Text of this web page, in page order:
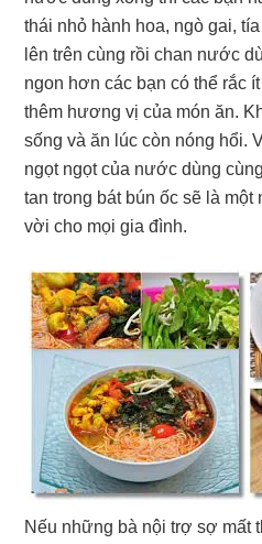
thái nhỏ hành hoa, ngò gai,
lên trên cùng rồi chan nước
ngon hơn các bạn có thể rắc
thêm hương vị của món ăn.
sống và ăn lúc còn nóng hổi.
ngọt ngọt của nước dùng
tan trong bát bún ốc sẽ là một
vời cho mọi gia đình.
Nếu những bà nội trợ sợ mất